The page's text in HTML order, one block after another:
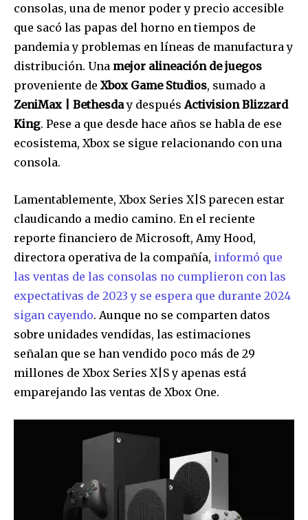
consolas, una de menor poder y precio accesible
que sacó las papas del horno en tiempos de
pandemia y problemas en líneas de manufactura y
distribución. Una mejor alineación de juegos
proveniente de Xbox Game Studios, sumado a
ZeniMax | Bethesday después Activision Blizzard
King. Pese a que desde hace años se habla de ese
ecosistema, Xbox se sigue relacionando con una
consola.
Lamentablemente, Xbox Series X|S parecen estar
claudicando a medio camino. En el reciente
reporte financiero de Microsoft, Amy Hood,
directora operativa de la compañía, informó que
las ventas de las consolas no cumplieron con las
expectativas de 2023 y se espera que durante 2024
sigan cayendo. Aunque no se comparten datos
sobre unidades vendidas, las estimaciones
señalan que se han vendido poco más de 29
millones de Xbox Series X|S y apenas está
emparejando las ventas de Xbox One.